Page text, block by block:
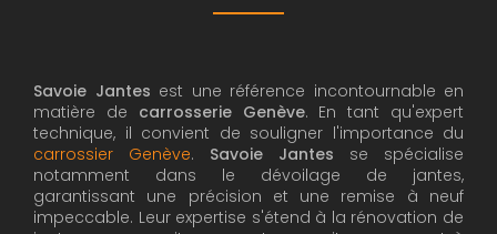
Savoie Jantes est une référence incontournable en
matière de carrosserie Genève. En tant qu'expert
technique, il convient de souligner l'importance du
carrossier Genève. Savoie Jantes se spécialise
notamment dans le dévoilage de jantes,
garantissant une précision et une remise à neuf
impeccable. Leur expertise s'étend à la rénovation de